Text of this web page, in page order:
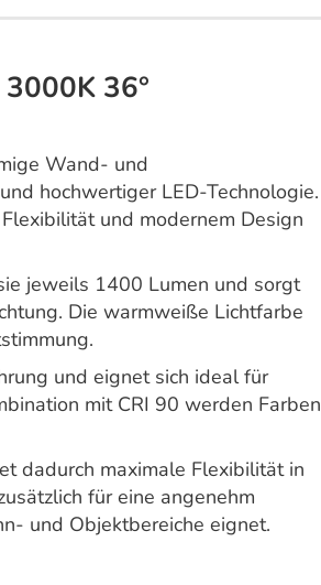
36°
Wand- und
hochwertiger LED-Technologie.
und modernem Design
jeweils 1400 Lumen und sorgt
Die warmweiße Lichtfarbe
und eignet sich ideal für
mit CRI 90 werden Farben
dadurch maximale Flexibilität in
für eine angenehm
und Objektbereiche eignet.